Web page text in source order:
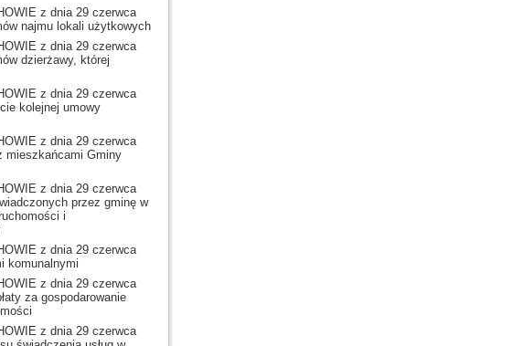
z dnia 29 czerwca
najmu lokali użytkowych
z dnia 29 czerwca
dzierżawy, której
z dnia 29 czerwca
kolejnej umowy
z dnia 29 czerwca
mieszkańcami Gminy
z dnia 29 czerwca
przez gminę w
i
z dnia 29 czerwca
komunalnymi
z dnia 29 czerwca
za gospodarowanie
z dnia 29 czerwca